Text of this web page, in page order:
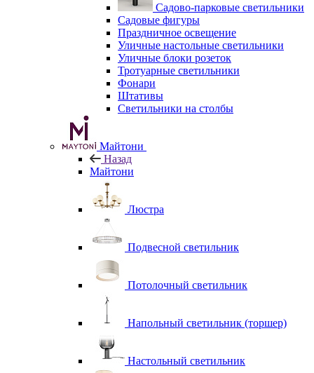
Садово-парковые светильники
Садовые фигуры
Праздничное освещение
Уличные настольные светильники
Уличные блоки розеток
Тротуарные светильники
Фонари
Штативы
Светильники на столбы
Майтони
Назад
Майтони
Люстра
Подвесной светильник
Потолочный светильник
Напольный светильник (торшер)
Настольный светильник